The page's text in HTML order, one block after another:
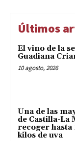
Últimos
El vino de la
Guadiana
10 agosto, 2026
Una de las
de Castilla-La
recoger hasta
kilos de uva